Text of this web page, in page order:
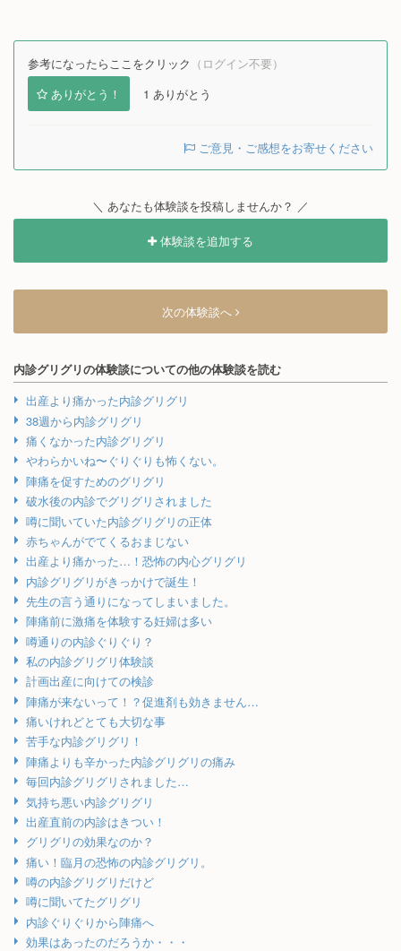
参考になったらここをクリック （ログイン不要）
ありがとう！
1 ありがとう
ご意見・ご感想をお寄せください
＼ あなたも体験談を投稿しませんか？ ／
体験談を追加する
次の体験談へ
内診グリグリの体験談についての他の体験談を読む
出産より痛かった内診グリグリ
38週から内診グリグリ
痛くなかった内診グリグリ
やわらかいね〜ぐりぐりも怖くない。
陣痛を促すためのグリグリ
破水後の内診でグリグリされました
噂に聞いていた内診グリグリの正体
赤ちゃんがでてくるおまじない
出産より痛かった…！恐怖の内心グリグリ
内診グリグリがきっかけで誕生！
先生の言う通りになってしまいました。
陣痛前に激痛を体験する妊婦は多い
噂通りの内診ぐりぐり？
私の内診グリグリ体験談
計画出産に向けての検診
陣痛が来ないって！？促進剤も効きません…
痛いけれどとても大切な事
苦手な内診グリグリ！
陣痛よりも辛かった内診グリグリの痛み
毎回内診グリグリされました…
気持ち悪い内診グリグリ
出産直前の内診はきつい！
グリグリの効果なのか？
痛い！臨月の恐怖の内診グリグリ。
噂の内診グリグリだけど
噂に聞いてたグリグリ
内診ぐりぐりから陣痛へ
効果はあったのだろうか・・・